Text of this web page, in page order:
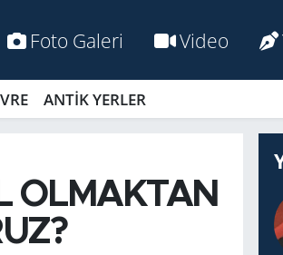
Foto Galeri Video
ANTİK YERLER
OLMAKTAN